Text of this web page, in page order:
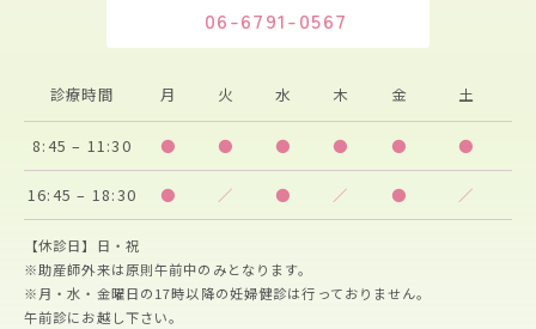
06-6791-0567
【休診日】日・祝
※助産師外来は原則午前中のみとなります。
※月・水・金曜日の17時以降の妊婦健診は行っておりません。
午前診にお越し下さい。
診療時間 月 火 水 木 金 土
8:45 – 11:30 ● ● ● ● ● ●
16:45 – 18:30 ● ／ ● ／ ● ／